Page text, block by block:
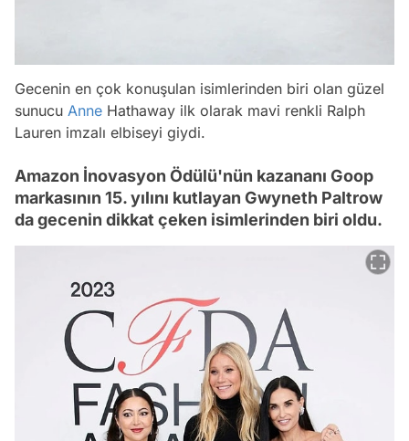
Gecenin en çok konuşulan isimlerinden biri olan güzel
sunucu Anne Hathaway ilk olarak mavi renkli Ralph
Lauren imzalı elbiseyi giydi.
Amazon İnovasyon Ödülü'nün kazananı Goop
markasının 15. yılını kutlayan Gwyneth Paltrow
da gecenin dikkat çeken isimlerinden biri oldu.